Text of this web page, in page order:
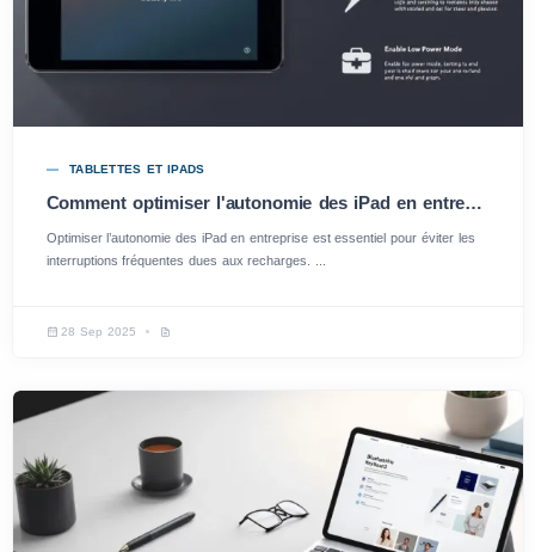
TABLETTES ET IPADS
Comment optimiser l'autonomie des iPad en entreprise : astuces efficaces
Optimiser l’autonomie des iPad en entreprise est essentiel pour éviter les
interruptions fréquentes dues aux recharges. ...
28 Sep 2025